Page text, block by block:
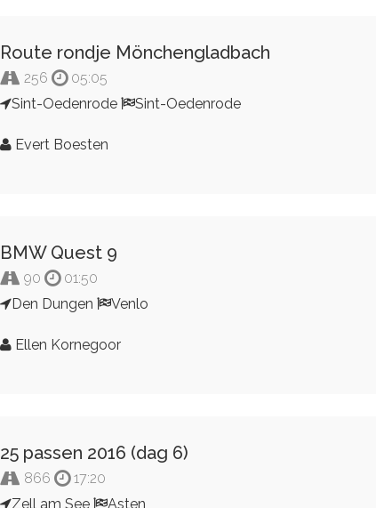
Route rondje Mönchengladbach
256
05:05
Sint-Oedenrode
Sint-Oedenrode
Evert Boesten
BMW Quest 9
90
01:50
Den Dungen
Venlo
Ellen Kornegoor
25 passen 2016 (dag 6)
866
17:20
Zell am See
Asten